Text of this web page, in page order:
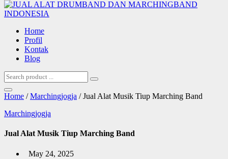
Home
Profil
Kontak
Blog
Home /Marchingjogja / Jual Alat Musik Tiup Marching Band
Marchingjogja
Jual Alat Musik Tiup Marching Band
May 24, 2025